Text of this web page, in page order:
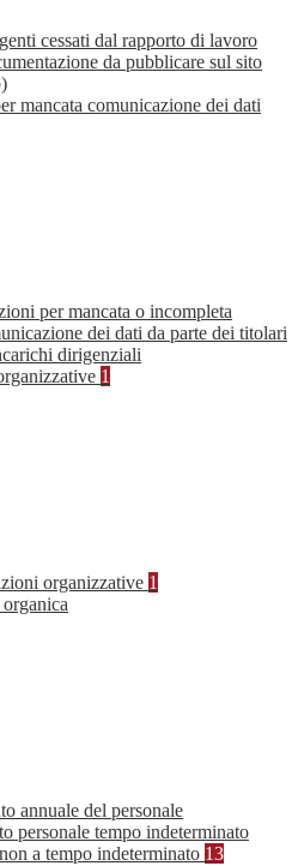
cessati dal rapporto di lavoro
da pubblicare sul sito
mancata comunicazione dei dati
per mancata o incompleta
dei dati da parte dei titolari
dirigenziali
1
organizzative 1
annuale del personale
personale tempo indeterminato
a tempo indeterminato 13